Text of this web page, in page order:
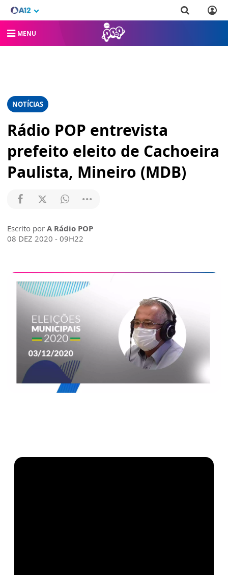
MENU
NOTÍCIAS
Rádio POP entrevista
prefeito eleito de Cachoeira
Paulista, Mineiro (MDB)
Escrito por A Rádio POP
08 DEZ 2020 - 09H22